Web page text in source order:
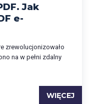
Jak
e-
zrewolucjonizowało
na w pełni zdalny
WIĘCEJ